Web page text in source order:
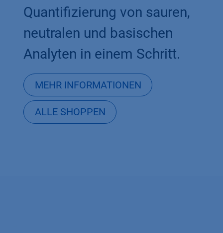
Quantifizierung von sauren,
neutralen und basischen
Analyten in einem Schritt.
MEHR INFORMATIONEN
ALLE SHOPPEN